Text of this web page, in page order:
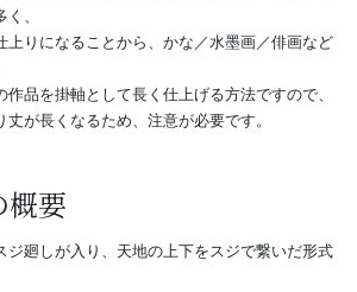
、
上りになることから、かな／水墨画／俳画など
作品を掛軸として長く仕上げる方法ですので、
が長くなるため、注意が必要です。
概要
ジ廻しが入り、天地の上下をスジで繋いだ形式